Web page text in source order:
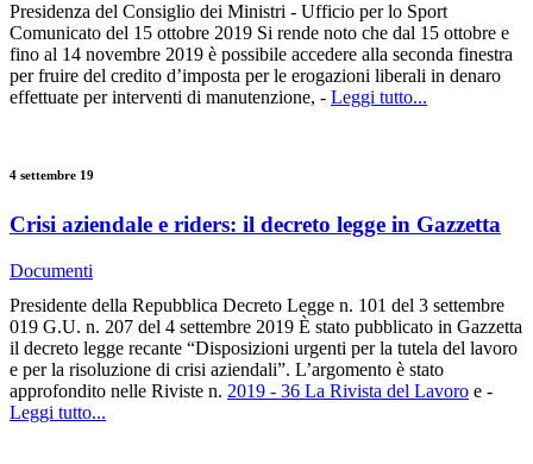
Presidenza del Consiglio dei Ministri - Ufficio per lo Sport
Comunicato del 15 ottobre 2019 Si rende noto che dal 15 ottobre e
fino al 14 novembre 2019 è possibile accedere alla seconda finestra
per fruire del credito d’imposta per le erogazioni liberali in denaro
effettuate per interventi di manutenzione, - Leggi tutto...
4 settembre 19
Crisi aziendale e riders: il decreto legge in Gazzetta
Documenti
Presidente della Repubblica Decreto Legge n. 101 del 3 settembre
019 G.U. n. 207 del 4 settembre 2019 È stato pubblicato in Gazzetta
il decreto legge recante “Disposizioni urgenti per la tutela del lavoro
e per la risoluzione di crisi aziendali”. L’argomento è stato
approfondito nelle Riviste n. 2019 - 36 La Rivista del Lavoro e -
Leggi tutto...